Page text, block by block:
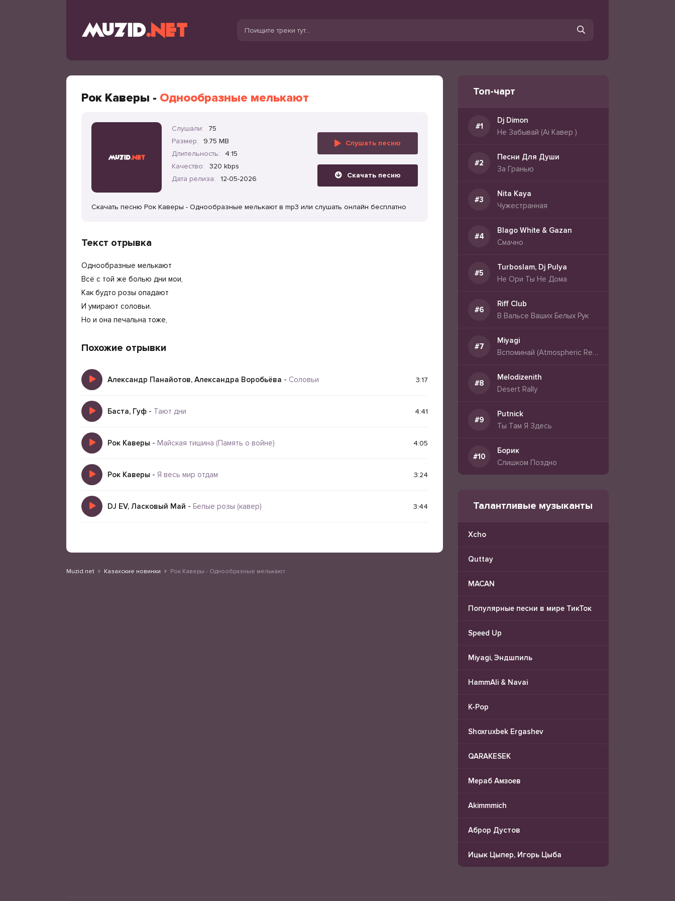
Рок Каверы - Однообразные мелькают
Слушали:
75
Размер:
9.75 MB
Длительность:
4:15
Качество:
320 kbps
Дата релиза:
12-05-2026
Слушать песню
Скачать песню
Скачать песню Рок Каверы - Однообразные мелькают в mp3 или слушать онлайн бесплатно
Текст отрывка
Однообразные мелькают
Всё с той же болью дни мои,
Как будто розы опадают
И умирают соловьи.
Но и она печальна тоже,
Похожие отрывки
Александр Панайотов, Александра Воробьёва - Соловьи 3:17
Баста, Гуф - Тают дни 4:41
Рок Каверы - Майская тишина (Память о войне) 4:05
Рок Каверы - Я весь мир отдам 3:24
DJ EV, Ласковый Май - Белые розы (кавер) 3:44
Muzid.net Казахские новинки Рок Каверы - Однообразные мелькают
Топ-чарт
Dj Dimon
Не Забывай (Ai Кавер )
Песни Для Души
За Гранью
Nita Kaya
Чужестранная
Blago White & Gazan
Смачно
Turboslam, Dj Pulya
Не Ори Ты Не Дома
Riff Club
В Вальсе Ваших Белых Рук
Miyagi
Вспоминай (Atmospheric Remix)
Melodizenith
Desert Rally
Putnick
Ты Там Я Здесь
Борик
Слишком Поздно
Талантливые музыканты
Xcho
Quttay
MACAN
Популярные песни в мире ТикТок
Speed Up
Miyagi, Эндшпиль
HammAli & Navai
K-Pop
Shoxruxbek Ergashev
QARAKESEK
Мераб Амзоев
Akimmmich
Аброр Дустов
Ицык Цыпер, Игорь Цыба